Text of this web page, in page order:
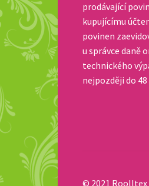
prodávající
kupujícímu
povinen
u správce daně
technického
nejpozději do
© 2021 Roolltex